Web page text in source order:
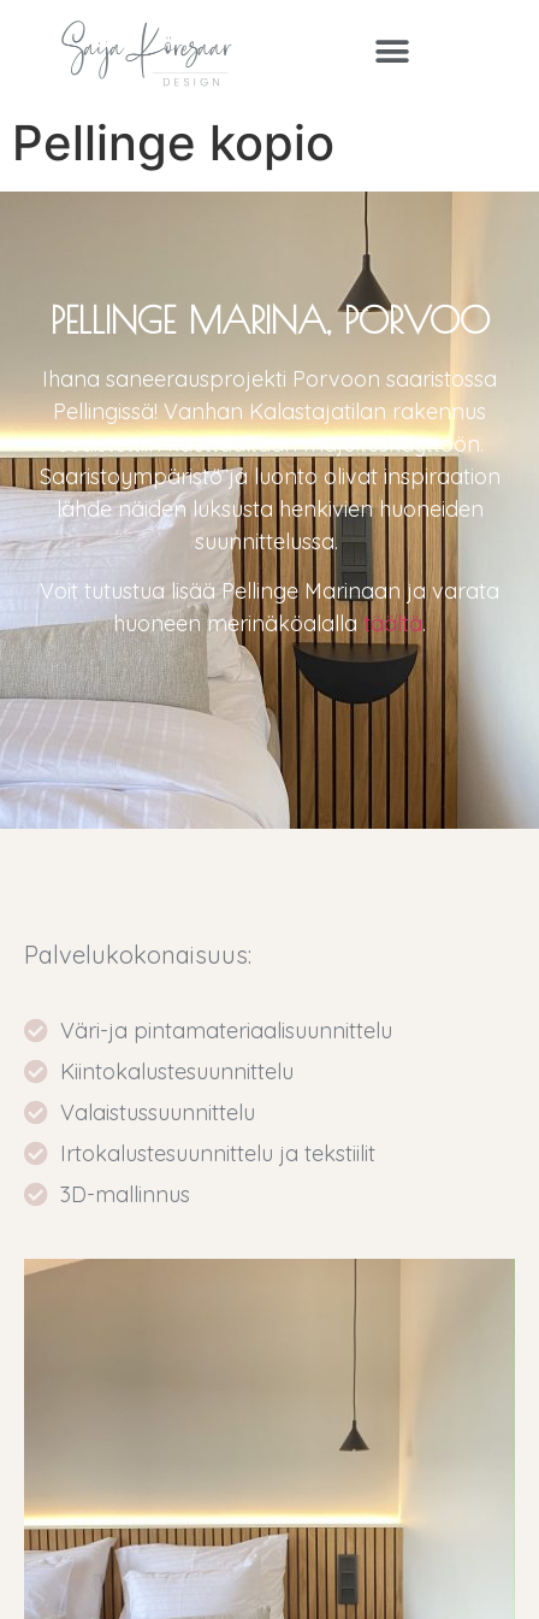
Pellinge kopio
PELLINGE MARINA, PORVOO
Ihana saneerausprojekti Porvoon saaristossa
Pellingissä! Vanhan Kalastajatilan rakennus
uudistettiin kauttaaltaan majoituskäyttöön.
Saaristoympäristö ja luonto olivat inspiraation
lähde näiden luksusta henkivien huoneiden
suunnittelussa.
Voit tutustua lisää Pellinge Marinaan ja varata
huoneen merinäköalalla täältä.
Palvelukokonaisuus:
Väri-ja pintamateriaalisuunnittelu
Kiintokalustesuunnittelu
Valaistussuunnittelu
Irtokalustesuunnittelu ja tekstiilit
3D-mallinnus